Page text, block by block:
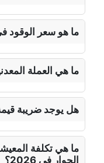
ما هو سعر الوقود في
ما هي العملة
هل يوجد ضريبة
ما هي تكلفة
الجوار في 2026؟